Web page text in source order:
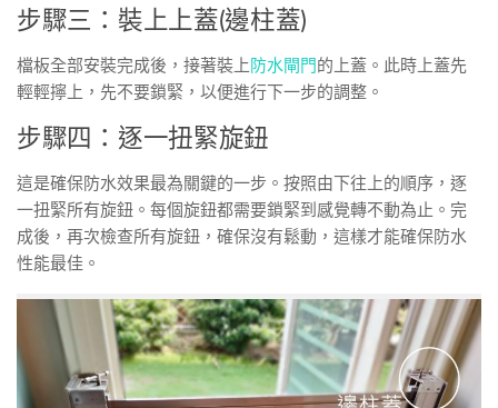
步驟三：裝上上蓋(邊柱蓋)
檔板全部安裝完成後，接著裝上防水閘門的上蓋。此時上蓋先
輕輕擰上，先不要鎖緊，以便進行下一步的調整。
步驟四：逐一扭緊旋鈕
這是確保防水效果最為關鍵的一步。按照由下往上的順序，逐
一扭緊所有旋鈕。每個旋鈕都需要鎖緊到感覺轉不動為止。完
成後，再次檢查所有旋鈕，確保沒有鬆動，這樣才能確保防水
性能最佳。